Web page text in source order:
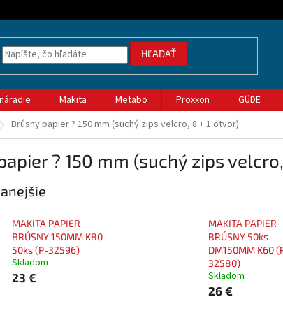
HĽADAŤ
Makita Metabo Proxxon GÜDE
Brúsny papier ? 150 mm (suchý zips velcro, 8 + 1 otvor)
? 150 mm (suchý zips
MAKITA PAPIER
BRÚSNY 150MM K80
50ks (P-32596)
Skladom
23 €
MAKITA PAPIER
BRÚSNY 50ks
DM150MM K60
32580)
Skladom
26 €